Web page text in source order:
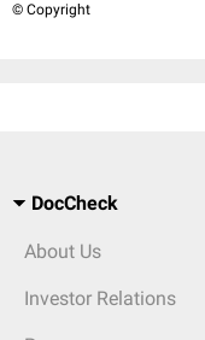
© Copyright
DocCheck
About Us
Investor Relations